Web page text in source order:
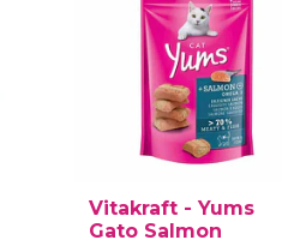
Vitakraft - Yums
Gato Salmon